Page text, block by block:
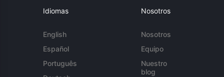
Idiomas
English
Español
Português
Nosotros
Nosotros
Equipo
Nuestro
blog